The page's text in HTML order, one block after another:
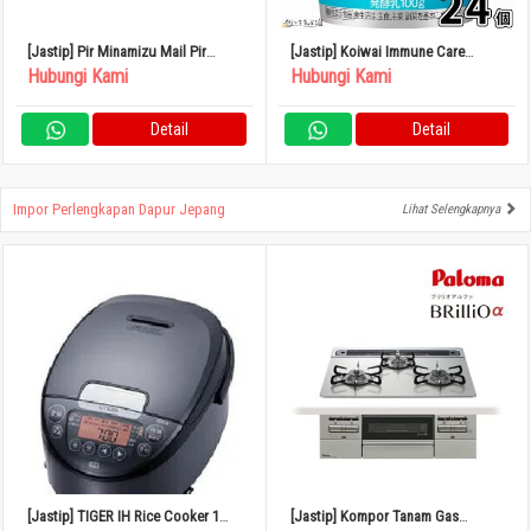
[Jastip] Pir Minamizu Mail Pir
Jepang Kotak Kecil 4 – 6 Buah
Hubungi Kami
Detail
[Jastip] Koiwai Immune Care
Yogurt Rendah Lemak 100g Set isi
Hubungi Kami
Detail
Impor Perlengkapan Dapur Jepang Lihat Selengkapnya
[Jastip] TIGER IH Rice Cooker 1
[Jastip] Kompor Tanam Gas